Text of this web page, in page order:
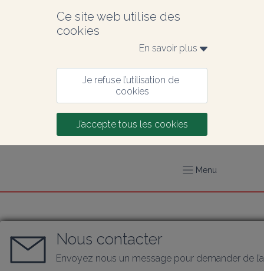
Ce site web utilise des
cookies
En savoir plus
Je refuse l’utilisation de
cookies
J’accepte tous les cookies
Menu
Nous contacter
Envoyez nous un message pour demander de